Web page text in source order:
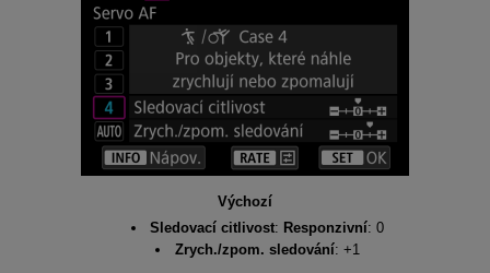
Výchozí
Sledovací citlivost: Responzivní: 0
Zrych./zpom. sledování: +1